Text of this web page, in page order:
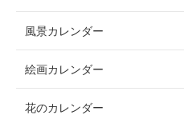
風景カレンダー
絵画カレンダー
花のカレンダー